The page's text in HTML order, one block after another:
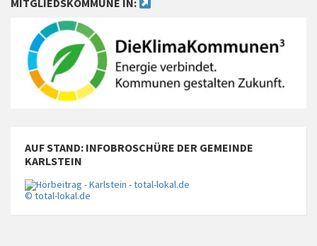
MITGLIEDSKOMMUNE IN:
AUF STAND: INFOBROSCHÜRE DER GEMEINDE
KARLSTEIN
© total-lokal.de